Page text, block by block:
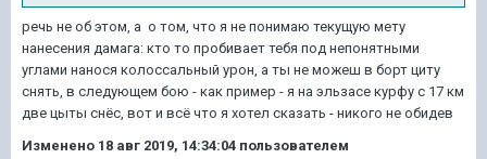
речь не об этом, а о том, что я не понимаю текущую мету
нанесения дамага: кто то пробивает тебя под непонятными
углами нанося колоссальный урон, а ты не можеш в борт циту
снять, в следующем бою - как пример - я на эльзасе курфу с 17 км
две цыты снёс, вот и всё что я хотел сказать - никого не обидев
Изменено 18 авг 2019, 14:34:04 пользователем